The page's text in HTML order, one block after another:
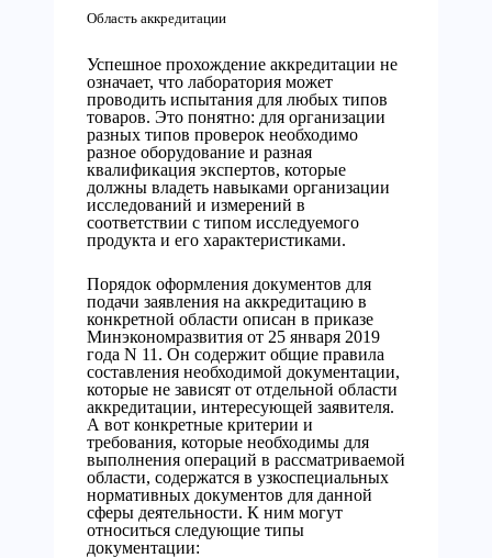
Область аккредитации
Успешное прохождение аккредитации не
означает, что лаборатория может
проводить испытания для любых типов
товаров. Это понятно: для организации
разных типов проверок необходимо
разное оборудование и разная
квалификация экспертов, которые
должны владеть навыками организации
исследований и измерений в
соответствии с типом исследуемого
продукта и его характеристиками.
Порядок оформления документов для
подачи заявления на аккредитацию в
конкретной области описан в приказе
Минэкономразвития от 25 января 2019
года N 11. Он содержит общие правила
составления необходимой документации,
которые не зависят от отдельной области
аккредитации, интересующей заявителя.
А вот конкретные критерии и
требования, которые необходимы для
выполнения операций в рассматриваемой
области, содержатся в узкоспециальных
нормативных документов для данной
сферы деятельности. К ним могут
относиться следующие типы
документации: